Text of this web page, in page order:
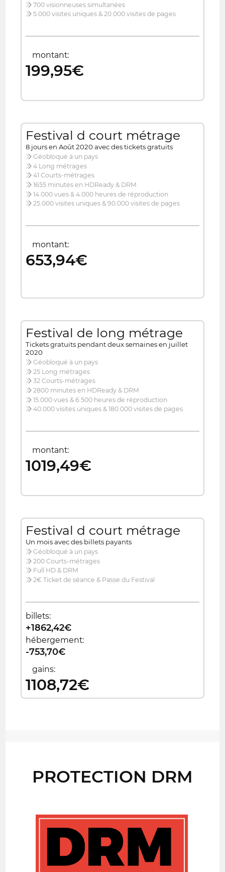
700 visionneuses simultanées
5.000 visites uniques & 20.000 visites de pages
montant:
199,95€
Festival d court métrage
8 jours en Août 2020 avec des tickets gratuits
Géobloqué à un pays
4 Long métrages
41 Courts-métrages
1655 minutes en HDReady & DRM
14.000 vues & 4.000 heures de réproduction
25.000 visites uniques & 90.000 visites de pages
montant:
653,94€
Festival de long métrage
Tickets gratuits pendant deux semaines en juillet
2020
Géobloqué à un pays
25 Long métrages
32 Courts-métrages
2800 minutes en HDReady & DRM
15.000 vues & 6.500 heures de réproduction
40.000 visites uniques & 180.000 visites de pages
montant:
1019,49€
Festival d court métrage
Un mois avec des billets payants
Géobloqué à un pays
200 Courts-métrages
Full HD & DRM
2€ Ticket de séance & Passe du Festival
billets:
+1862,42€
hébergement:
-753,70€
gains:
1108,72€
PROTECTION DRM